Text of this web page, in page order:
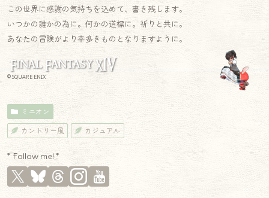
この世界に感謝の気持ちを込めて、書き残します。
いつかの誰かの為に。何かの道標に。祈りと共に。
あなたの冒険がより幸多きものとなりますように。
© SQUARE ENIX
ミニオン
カントリー風 カジュアル
* Follow me! *